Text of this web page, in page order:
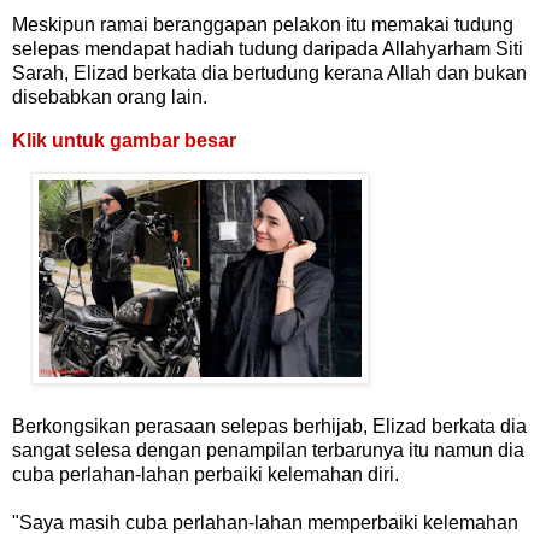
Meskipun ramai beranggapan pelakon itu memakai tudung
selepas mendapat hadiah tudung daripada Allahyarham Siti
Sarah, Elizad berkata dia bertudung kerana Allah dan bukan
disebabkan orang lain.
Klik untuk gambar besar
Berkongsikan perasaan selepas berhijab, Elizad berkata dia
sangat selesa dengan penampilan terbarunya itu namun dia
cuba perlahan-lahan perbaiki kelemahan diri.
"Saya masih cuba perlahan-lahan memperbaiki kelemahan